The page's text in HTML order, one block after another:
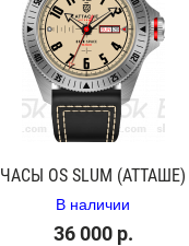
ЧАСЫ OS SLUM (АТТАШЕ)
В наличии
36 000 р.